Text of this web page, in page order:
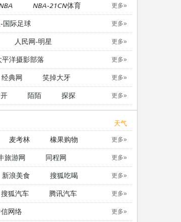
NBA-21CN体育 更多»
国际足球 更多»
人民网-明星 更多»
平洋摄影部落 更多»
经典网 笑掉大牙 更多»
陌陌 探探 更多»
天气
麦考林 橡果购物 更多»
旅游网 同程网 更多»
新浪美食 搜狐吃喝 更多»
搜狐汽车 腾讯汽车 更多»
网络 更多»